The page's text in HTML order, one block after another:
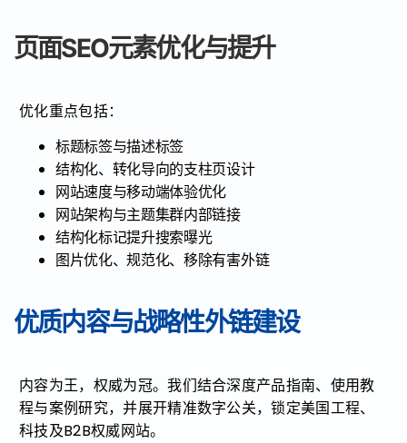
页面SEO元素优化与提升
优化重点包括：
标题标签与描述标签
结构化、转化导向的支柱页设计
网站速度与移动端体验优化
网站架构与主题集群内部链接
结构化标记提升搜索曝光
图片优化、规范化、移除有害外链
优质内容与战略性外链建设
内容为王，权威为冠。我们结合深度产品指南、使用教
程与案例研究，并展开精准数字公关，锁定美国工程、
科技及B2B权威网站。